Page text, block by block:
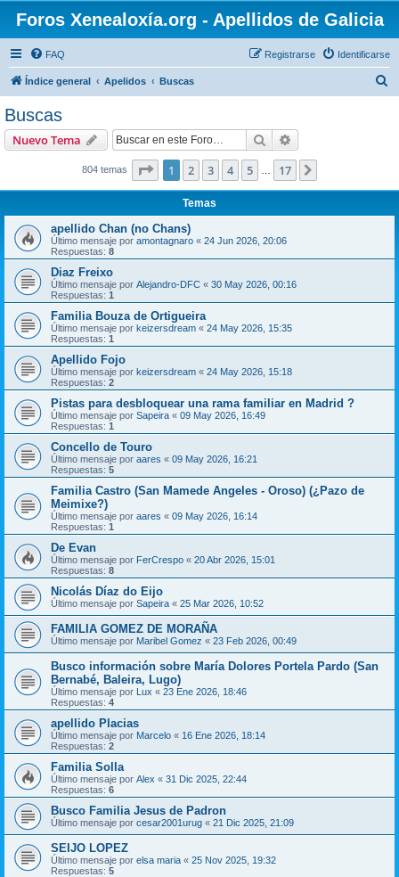
Foros Xenealoxía.org - Apellidos de Galicia
FAQ Identificarse
Registrarse
Índice general Apelidos Buscas
Buscas
Nuevo Tema Buscar
804 temas Página de 17
1 2 3 4 5 17
Temas
apellido Chan (no Chans)
Último mensaje por amontagnaro « 24 Jun 2026, 20:06
Respuestas: 8
Diaz Freixo
Último mensaje por Alejandro-DFC « 30 May 2026, 00:16
Respuestas: 1
Familia Bouza de Ortigueira
Último mensaje por keizersdream « 24 May 2026, 15:35
Respuestas: 1
Apellido Fojo
Último mensaje por keizersdream « 24 May 2026, 15:18
Respuestas: 2
Pistas para desbloquear una rama familiar en Madrid ?
Último mensaje por Sapeira « 09 May 2026, 16:49
Respuestas: 1
Concello de Touro
Último mensaje por aares « 09 May 2026, 16:21
Respuestas: 5
Familia Castro (San Mamede Angeles - Oroso) (¿Pazo de
Meimixe?)
Último mensaje por aares « 09 May 2026, 16:14
Respuestas: 1
De Evan
Último mensaje por FerCrespo « 20 Abr 2026, 15:01
Respuestas: 8
Nicolás Díaz do Eijo
Último mensaje por Sapeira « 25 Mar 2026, 10:52
FAMILIA GOMEZ DE MORAÑA
Último mensaje por Maribel Gomez « 23 Feb 2026, 00:49
Busco información sobre María Dolores Portela Pardo (San
Bernabé, Baleira, Lugo)
Último mensaje por Lux « 23 Ene 2026, 18:46
Respuestas: 4
apellido Placias
Último mensaje por Marcelo « 16 Ene 2026, 18:14
Respuestas: 2
Familia Solla
Último mensaje por Alex « 31 Dic 2025, 22:44
Respuestas: 6
Busco Familia Jesus de Padron
Último mensaje por cesar2001urug « 21 Dic 2025, 21:09
SEIJO LOPEZ
Último mensaje por elsa maria « 25 Nov 2025, 19:32
Respuestas: 5